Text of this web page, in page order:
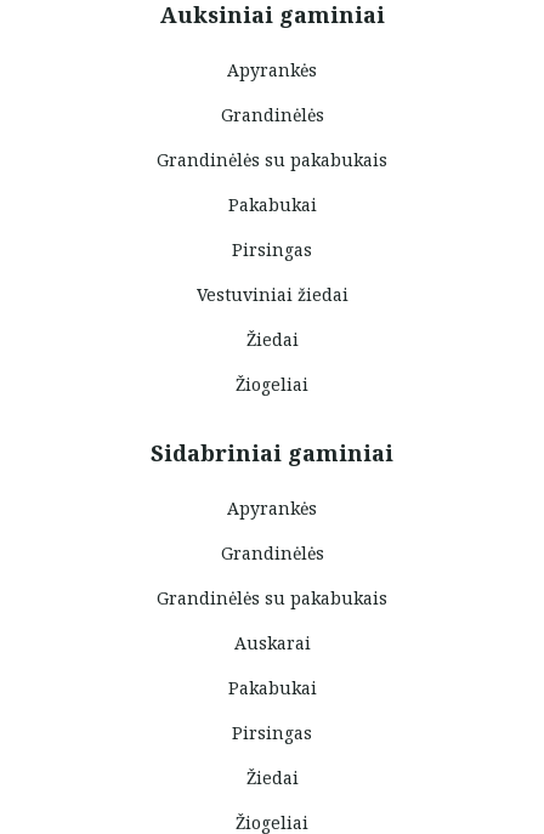
Auksiniai gaminiai
Apyrankės
Grandinėlės
Grandinėlės su pakabukais
Pakabukai
Pirsingas
Vestuviniai žiedai
Žiedai
Žiogeliai
Sidabriniai gaminiai
Apyrankės
Grandinėlės
Grandinėlės su pakabukais
Auskarai
Pakabukai
Pirsingas
Žiedai
Žiogeliai